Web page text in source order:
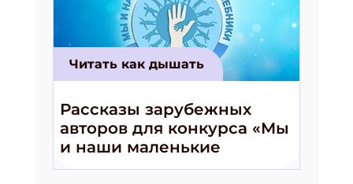
Читать как дышать
Рассказы зарубежных
авторов для конкурса «Мы
и наши маленькие
волшебники!»
Укажите имя
ПОДПИСАТЬСЯ